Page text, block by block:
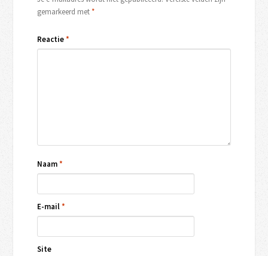
gemarkeerd met*
Reactie*
Naam*
E-mail*
Site